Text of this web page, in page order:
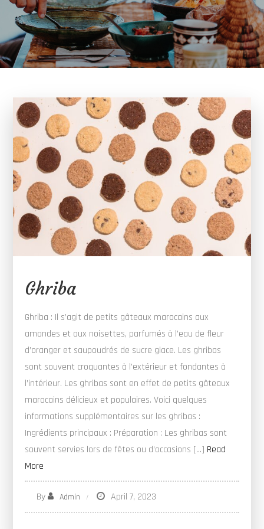
Ghriba
Ghriba : Il s’agit de petits gâteaux marocains aux
amandes et aux noisettes, parfumés à l’eau de fleur
d’oranger et saupoudrés de sucre glace. Les ghribas
sont souvent croquantes à l’extérieur et fondantes à
l’intérieur. Les ghribas sont en effet de petits gâteaux
marocains délicieux et populaires. Voici quelques
informations supplémentaires sur les ghribas :
Ingrédients principaux : Préparation : Les ghribas sont
souvent servies lors de fêtes ou d’occasions […] Read
More
By Admin April 7, 2023